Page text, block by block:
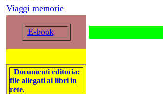
Viaggi memorie
E-book
Documenti editoria:
file allegati ai libri in
rete.